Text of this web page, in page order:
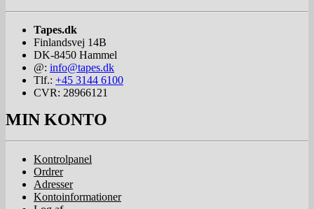
Tapes.dk
Finlandsvej 14B
DK-8450 Hammel
@: info@tapes.dk
Tlf.: +45 3144 6100
CVR: 28966121
MIN KONTO
Kontrolpanel
Ordrer
Adresser
Kontoinformationer